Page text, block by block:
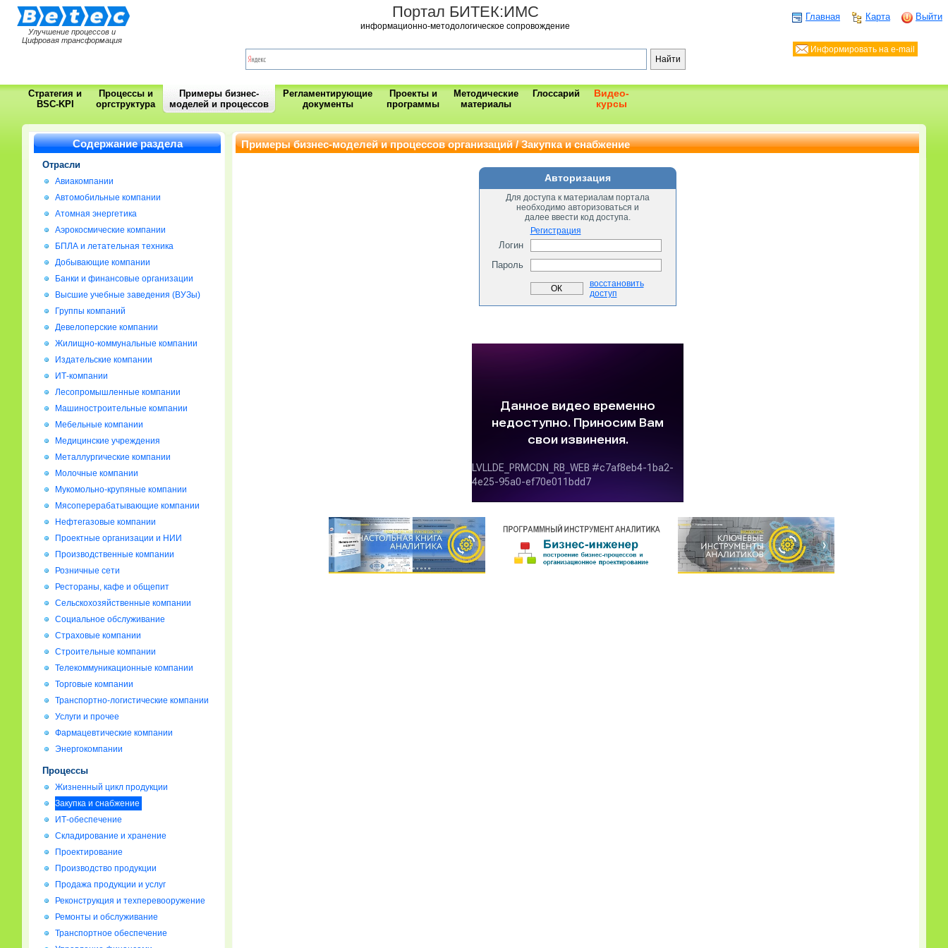
Улучшение процессов и
Цифровая трансформация
Портал БИТЕК:ИМС
информационно-методологическое сопровождение
Главная Карта Выйти
Информировать на e-mail
Стратегия и
BSC-KPI
Процессы и
оргструктура
Примеры бизнес-
моделей и процессов
Регламентирующие
документы
Проекты и
программы
Методические
материалы
Глоссарий
Видео-
курсы
Содержание раздела
Отрасли
Авиакомпании
Автомобильные компании
Атомная энергетика
Аэрокосмические компании
БПЛА и летательная техника
Добывающие компании
Банки и финансовые организации
Высшие учебные заведения (ВУЗы)
Группы компаний
Девелоперские компании
Жилищно-коммунальные компании
Издательские компании
ИТ-компании
Лесопромышленные компании
Машиностроительные компании
Мебельные компании
Медицинские учреждения
Металлургические компании
Молочные компании
Мукомольно-крупяные компании
Мясоперерабатывающие компании
Нефтегазовые компании
Проектные организации и НИИ
Производственные компании
Розничные сети
Рестораны, кафе и общепит
Сельскохозяйственные компании
Социальное обслуживание
Страховые компании
Строительные компании
Телекоммуникационные компании
Торговые компании
Транспортно-логистические компании
Услуги и прочее
Фармацевтические компании
Энергокомпании
Процессы
Жизненный цикл продукции
Закупка и снабжение
ИТ-обеспечение
Складирование и хранение
Проектирование
Производство продукции
Продажа продукции и услуг
Реконструкция и техперевооружение
Ремонты и обслуживание
Транспортное обеспечение
Примеры бизнес-моделей и процессов организаций / Закупка и снабжение
Авторизация
Для доступа к материалам портала
необходимо авторизоваться и
далее ввести код доступа.
Регистрация
Логин
Пароль
восстановить
доступ